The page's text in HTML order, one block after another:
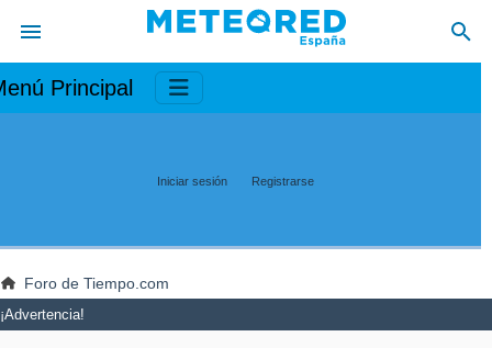
Principal
Iniciar sesión Registrarse
Foro de Tiempo.com
¡Advertencia!